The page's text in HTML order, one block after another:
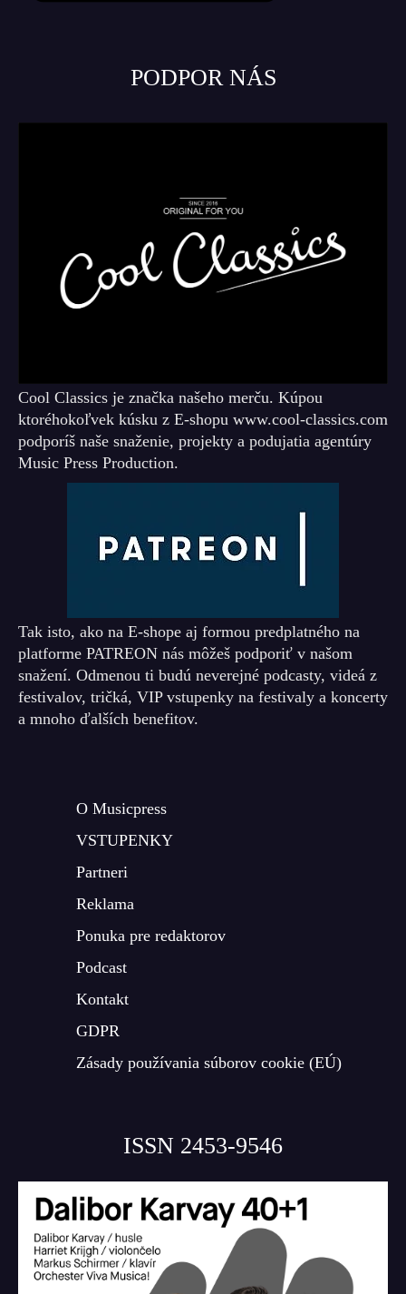
PODPOR NÁS
Cool Classics je značka našeho merču. Kúpou
ktoréhokoľvek kúsku z E-shopu www.cool-classics.com
podporíš naše snaženie, projekty a podujatia agentúry
Music Press Production.
Tak isto, ako na E-shope aj formou predplatného na
platforme PATREON nás môžeš podporiť v našom
snažení. Odmenou ti budú neverejné podcasty, videá z
festivalov, tričká, VIP vstupenky na festivaly a koncerty
a mnoho ďalších benefitov.
O Musicpress
VSTUPENKY
Partneri
Reklama
Ponuka pre redaktorov
Podcast
Kontakt
GDPR
Zásady používania súborov cookie (EÚ)
ISSN 2453-9546